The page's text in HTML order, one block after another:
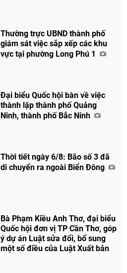
Chia sẻ
Thường trực UBND thành phố
giám sát việc sắp xếp các khu
vực tại phường Long Phú 1
Đại biểu Quốc hội bàn về việc
thành lập thành phố Quảng
Ninh, thành phố Bắc Ninh
Thời tiết ngày 6/8: Bão số 3 đã
di chuyển ra ngoài Biển Đông
Bà Phạm Kiều Anh Thơ, đại biểu
Quốc hội đơn vị TP Cần Thơ, góp
ý dự án Luật sửa đổi, bổ sung
một số điều của Luật Xuất bản